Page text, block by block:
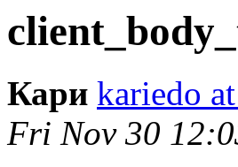
Кари kariedo
Fri Nov 30